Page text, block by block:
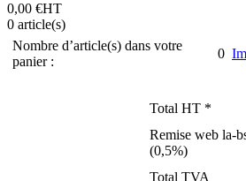
0,00 €HT
0 article(s)
Nombre d’article(s) dans votre
panier :
0
Total HT *
Remise web la-
(0,5%)
Total TVA